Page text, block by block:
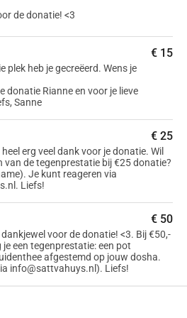
ik jouw steun nodig om deze
Jouw bijdrage helpt me om de
Sattvahuys kan blijven bloeien
en herstel voor iedereen die
balans.
en mijn unieke benadering
werk ik samen met een
en social media. Jouw
om ons verhaal te delen en een
zodat nog meer mensen de weg
kunnen vinden.
het opbouwen van een
tijd en middelen, en jouw steun
Met jouw bijdrage kan ik
sneller laten groeien,
krijgen om te genieten van de
de donatie! <3
€ 15
plek heb je gecreëerd. Wens je
donatie Rianne en voor je lieve
Sanne
€ 25
heel erg veel dank voor je donatie. Wil
van de tegenprestatie bij €25 donatie?
Je kunt reageren via
Liefs!
€ 50
voor de donatie! <3. Bij €50,-
een tegenprestatie: een pot
afgestemd op jouw dosha.
info@sattvahuys.nl). Liefs!